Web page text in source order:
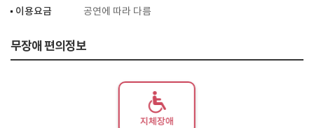
이용요금
공연에 따라 다름
무장애 편의정보
지체장애